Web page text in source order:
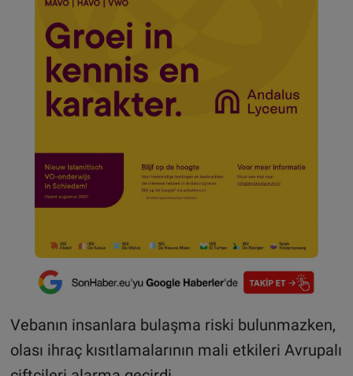
Vebanın insanlara bulaşma riski bulunmazken,
olası ihraç kısıtlamalarının mali etkileri Avrupalı